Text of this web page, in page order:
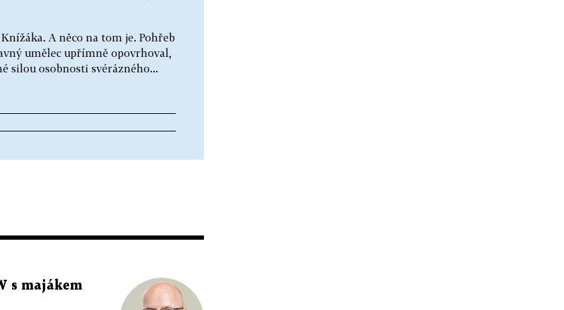
A něco na tom je. Pohřeb
umělec upřímně opovrhoval,
silou osobnosti svérázného...
s majákem